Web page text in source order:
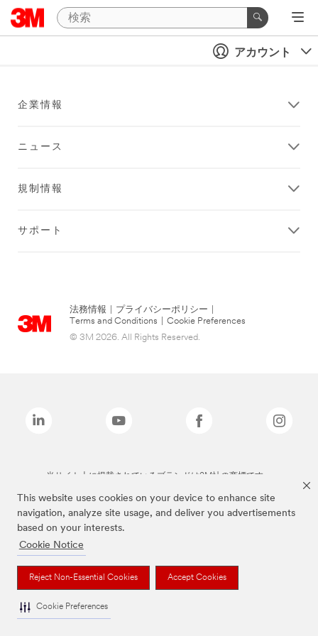
This website uses cookies on your device to enhance site
navigation, analyze site usage, and deliver you advertisements
based on your interests.
Cookie Notice
Reject Non-Essential Cookies Accept Cookies
Cookie Preferences
アカウント
企業情報
ニュース
規制情報
サポート
法務情報 プライバシーポリシー
Terms and Conditions
Cookie Preferences
© 3M 2026. All Rights Reserved.
当サイト上に掲載されているブランドは3M社の商標です。